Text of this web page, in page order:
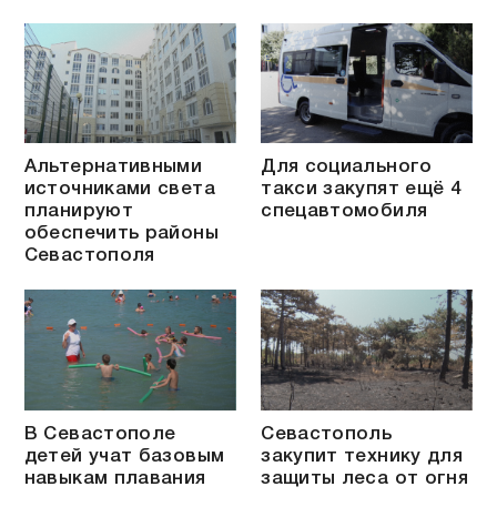
Альтернативными
источниками света
планируют
обеспечить районы
Севастополя
Для социального
такси закупят ещё 4
спецавтомобиля
В Севастополе
детей учат базовым
навыкам плавания
Севастополь
закупит технику для
защиты леса от огня